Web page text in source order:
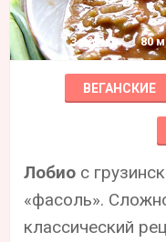
Закуски 80
ВЕГАНСКИЕ
Лобио с
«фасоль».
классический